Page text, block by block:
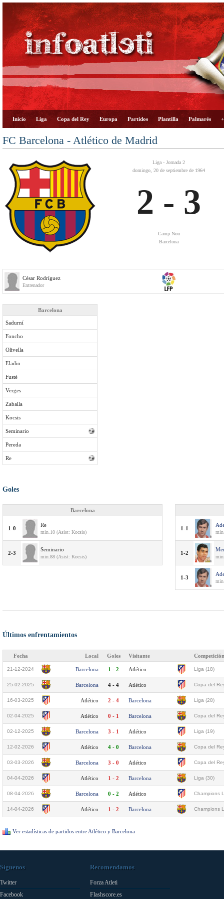
Inicio Liga Copa del Rey Europa Partidos Plantilla Palmarés
FC Barcelona - Atlético de Madrid
Liga - Jornada 2
domingo, 20 de septiembre de 1964
2 - 3
Camp Nou
Barcelona
César Rodríguez
Entrenador
Barcelona
Sadurní
Foncho
Olivella
Eladio
Fusté
Verges
Zaballa
Kocsis
Seminario
Pereda
Re
Goles
Barcelona
1-0
Re
min.10 (Asist: Kocsis)
2-3
Seminario
min.88 (Asist: Kocsis)
1-1
1-2
1-3
Últimos enfrentamientos
Fecha Local Goles Visitante Competición
21-12-2024 Barcelona 1 - 2 Atlético Liga (18)
25-02-2025 Barcelona 4 - 4 Atlético Copa del
16-03-2025 Atlético 2 - 4 Barcelona Liga (28)
02-04-2025 Atlético 0 - 1 Barcelona Copa del
02-12-2025 Barcelona 3 - 1 Atlético Liga (19)
12-02-2026 Atlético 4 - 0 Barcelona Copa del
03-03-2026 Barcelona 3 - 0 Atlético Copa del
04-04-2026 Atlético 1 - 2 Barcelona Liga (30)
08-04-2026 Barcelona 0 - 2 Atlético Champions
14-04-2026 Atlético 1 - 2 Barcelona Champions
Ver estadísticas de partidos entre Atlético y Barcelona
Síguenos
Twitter
Facebook
Recomendamos
Forza Atleti
Flashscore.es